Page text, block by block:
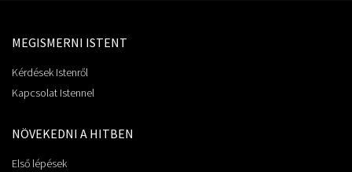
MEGISMERNI ISTENT
Kérdések Istenről
Kapcsolat Istennel
NÖVEKEDNI A HITBEN
Első lépések